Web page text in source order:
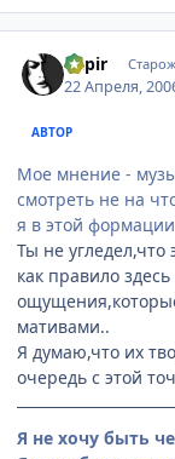
Rapir
22 Апреля,
АВТОР
Мое мнение -
смотреть не на
я в этой
Ты не угледел,что
как правило
мативами..
Я думаю,что их
очередь с этой
Я не хочу быть